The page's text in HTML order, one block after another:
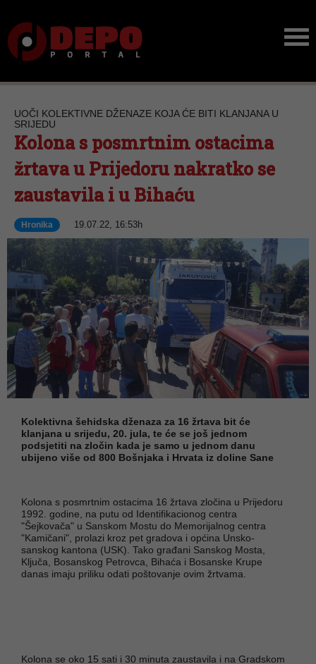
UOČI KOLEKTIVNE DŽENAZE KOJA ĆE BITI KLANJANA U
SRIJEDU
Kolona s posmrtnim ostacima
žrtava u Prijedoru nakratko se
zaustavila i u Bihaću
Hronika 19.07.22, 16:53h
Kolektivna šehidska dženaza za 16 žrtava bit će
klanjana u srijedu, 20. jula, te će se još jednom
podsjetiti na zločin kada je samo u jednom danu
ubijeno više od 800 Bošnjaka i Hrvata iz doline Sane
Kolona s posmrtnim ostacima 16 žrtava zločina u Prijedoru
1992. godine, na putu od Identifikacionog centra
"Šejkovača" u Sanskom Mostu do Memorijalnog centra
"Kamičani", prolazi kroz pet gradova i općina Unsko-
sanskog kantona (USK). Tako građani Sanskog Mosta,
Ključa, Bosanskog Petrovca, Bihaća i Bosanske Krupe
danas imaju priliku odati poštovanje ovim žrtvama.
Kolona se oko 15 sati i 30 minuta zaustavila i na Gradskom